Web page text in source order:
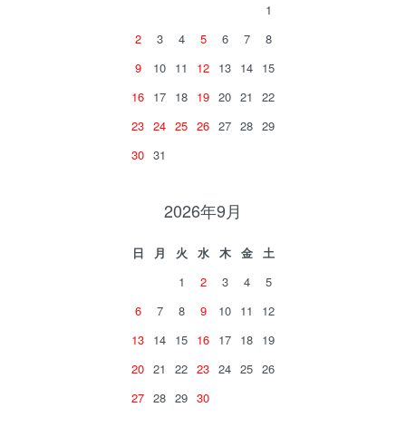
1
2
3 4 5 6 7
8
9
10 11 12 13 14 15
16 17 18 19 20 21
22
23 24 25 26 27 28 29
30 31
2026年9月
日 月 火 水 木 金
土
1
2 3 4
5
6
7 8 9 10 11
12
13 14 15 16 17 18 19
20 21 22 23 24 25 26
27 28 29 30